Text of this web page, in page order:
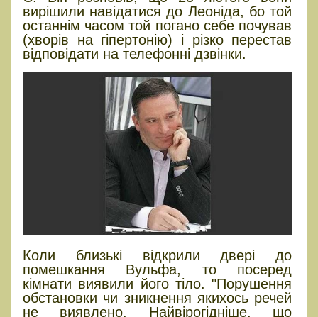
вирішили навідатися до Леоніда, бо той
останнім часом той погано себе почував
(хворів на гіпертонію) і різко перестав
відповідати на телефонні дзвінки.
Коли близькі відкрили двері до
помешкання Вульфа, то посеред
кімнати виявили його тіло. "Порушення
обстановки чи зникнення якихось речей
не виявлено. Найвірогідніше, що